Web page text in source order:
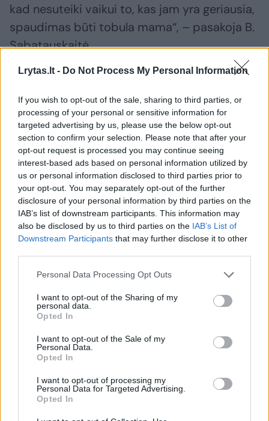
Lrytas.lt - Do Not Process My Personal Information
If you wish to opt-out of the sale, sharing to third parties, or
processing of your personal or sensitive information for
targeted advertising by us, please use the below opt-out
section to confirm your selection. Please note that after your
opt-out request is processed you may continue seeing
interest-based ads based on personal information utilized by
us or personal information disclosed to third parties prior to
your opt-out. You may separately opt-out of the further
disclosure of your personal information by third parties on the
IAB’s list of downstream participants. This information may
also be disclosed by us to third parties on the IAB’s List of
Downstream Participants that may further disclose it to other
Personal Data Processing Opt Outs
I want to opt-out of the Sharing of my
personal data.
Opted In
I want to opt-out of the Sale of my
Personal Data.
Opted In
I want to opt-out of processing my
Personal Data for Targeted Advertising.
Opted In
kad nesuteiki vaikui to, kas jam yra geriausia,
spaudimas būti tobula mama“, – pasakoja B.
Sabatauskaitė.